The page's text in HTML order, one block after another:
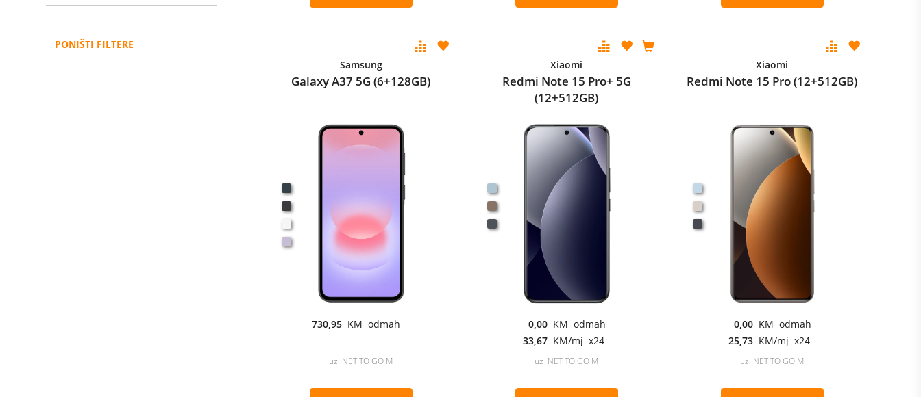
PONIŠTI FILTERE
Samsung
Galaxy A37 5G (6+128GB)
730,95 KM odmah
uz NET TO GO M
Xiaomi
Redmi Note 15 Pro+ 5G
(12+512GB)
0,00 KM odmah
33,67 KM/mj x24
uz NET TO GO M
Xiaomi
Redmi Note 15 Pro (12+512GB)
0,00 KM odmah
25,73 KM/mj x24
uz NET TO GO M